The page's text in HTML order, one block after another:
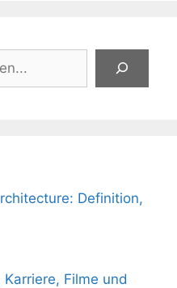
Definition,
Filme und